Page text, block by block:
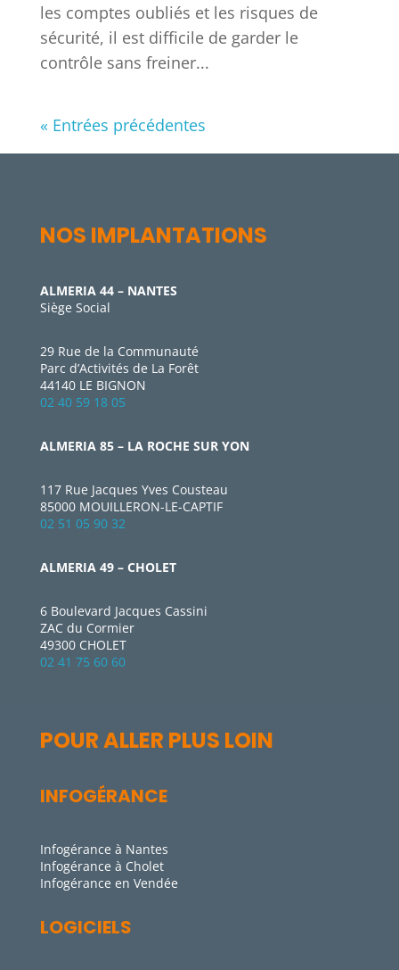
les comptes oubliés et les risques de
sécurité, il est difficile de garder le
contrôle sans freiner...
« Entrées précédentes
NOS IMPLANTATIONS
ALMERIA 44 – NANTES
Siège Social
29 Rue de la Communauté
Parc d’Activités de La Forêt
44140 LE BIGNON
02 40 59 18 05
ALMERIA 85 – LA ROCHE SUR YON
117 Rue Jacques Yves Cousteau
85000 MOUILLERON-LE-CAPTIF
02 51 05 90 32
ALMERIA 49 – CHOLET
6 Boulevard Jacques Cassini
ZAC du Cormier
49300 CHOLET
02 41 75 60 60
POUR ALLER PLUS LOIN
INFOGÉRANCE
Infogérance à Nantes
Infogérance à Cholet
Infogérance en Vendée
LOGICIELS